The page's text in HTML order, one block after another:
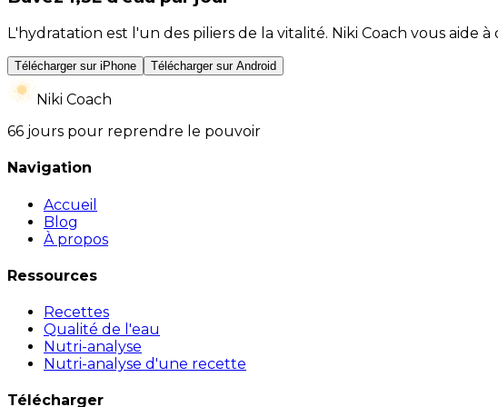
L'hydratation est l'un des piliers de la vitalité. Niki Coach vous aide
Télécharger sur iPhone Télécharger sur Android
Niki Coach
66 jours pour reprendre le pouvoir
Navigation
Accueil
Blog
À propos
Ressources
Recettes
Qualité de l'eau
Nutri-analyse
Nutri-analyse d'une recette
Télécharger